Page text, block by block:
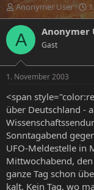
E
r
s
t
l
l
e
r
Anonymer User
E
r
s
a
A Anonymer
Gast
1. November 2003
<span
über Deutschland -
Sonntagabend
UFO-Meldestelle in
Mittwochabend,
ganze Tag schon
kalt. Kein Tag, wo